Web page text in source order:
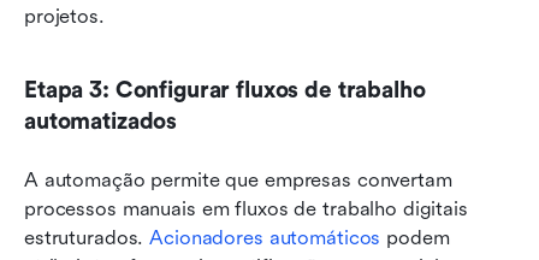
projetos.
Etapa 3: Configurar fluxos de trabalho
automatizados
A automação permite que empresas convertam
processos manuais em fluxos de trabalho digitais
estruturados. Acionadores automáticos podem